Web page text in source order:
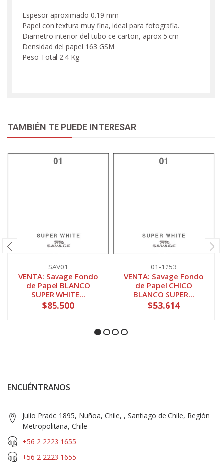
Espesor aproximado 0.19 mm
Papel con textura muy fina, ideal para fotografia.
Diametro interior del tubo de carton, aprox 5 cm
Densidad del papel 163 GSM
Peso Total 2.4 Kg
TAMBIÉN TE PUEDE INTERESAR
SAV01
VENTA: Savage Fondo
de Papel BLANCO
SUPER WHITE...
$85.500
01-1253
VENTA: Savage Fondo
de Papel CHICO
BLANCO SUPER...
$53.614
ENCUÉNTRANOS
Julio Prado 1895, Ñuñoa, Chile, , Santiago de Chile, Región
Metropolitana, Chile
+56 2 2223 1655
+56 2 2223 1655